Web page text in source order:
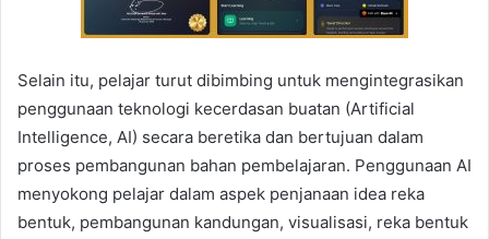
Selain itu, pelajar turut dibimbing untuk mengintegrasikan
penggunaan teknologi kecerdasan buatan (Artificial
Intelligence, AI) secara beretika dan bertujuan dalam
proses pembangunan bahan pembelajaran. Penggunaan AI
menyokong pelajar dalam aspek penjanaan idea reka
bentuk, pembangunan kandungan, visualisasi, reka bentuk